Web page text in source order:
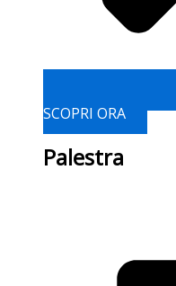
SCOPRI ORA
Palestra